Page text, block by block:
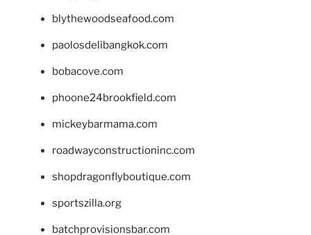
blythewoodseafood.com
paolosdelibangkok.com
bobacove.com
phoone24brookfield.com
mickeybarmama.com
roadwayconstructioninc.com
shopdragonflyboutique.com
sportszilla.org
batchprovisionsbar.com